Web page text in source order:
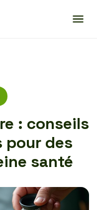
: conseils
pour des
santé